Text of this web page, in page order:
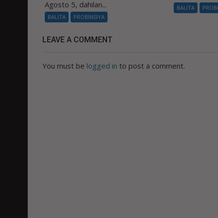
Agosto 5, dahilan...
BALITA PROBINSIYA
BALITA
LEAVE A COMMENT
You must be logged in to post a comment.